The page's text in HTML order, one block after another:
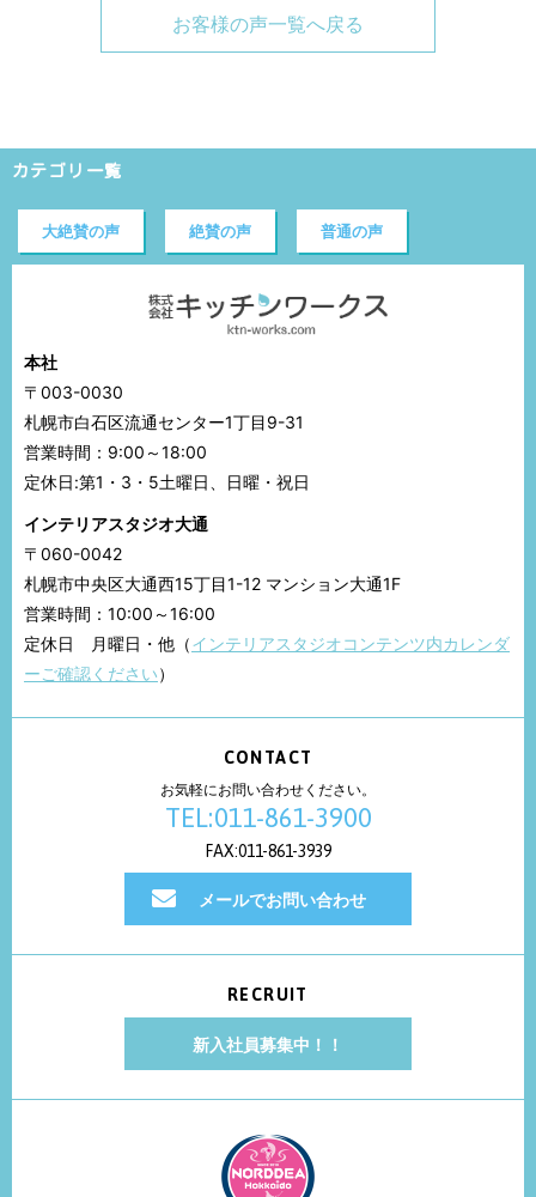
お客様の声一覧へ戻る
カテゴリ一覧
大絶賛の声 絶賛の声 普通の声
本社
〒003-0030
札幌市白石区流通センター1丁目9-31
営業時間：9:00～18:00
定休日:第1・3・5土曜日、日曜・祝日
インテリアスタジオ大通
〒060-0042
札幌市中央区大通西15丁目1-12 マンション大通1F
営業時間：10:00～16:00
定休日 月曜日・他（インテリアスタジオコンテンツ内カレンダ
ーご確認ください）
CONTACT
お気軽にお問い合わせください。
TEL:011-861-3900
FAX:011-861-3939
メールでお問い合わせ
RECRUIT
新入社員募集中！！